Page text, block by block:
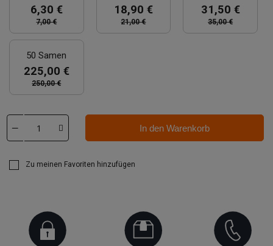
6,30 €
7,00 €
18,90 €
21,00 €
31,50 €
35,00 €
50 Samen
225,00 €
250,00 €
In den Warenkorb
Zu meinen Favoriten hinzufügen